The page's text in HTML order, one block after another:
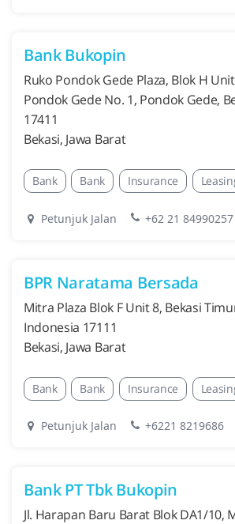
Bank Bukopin
Ruko Pondok Gede Plaza, Blok H Unit
Pondok Gede No. 1, Pondok Gede,
17411
Bekasi, Jawa Barat
Bank Bank Insurance
Petunjuk Jalan +62 21 84990257
BPR Naratama Bersada
Mitra Plaza Blok F Unit 8, Bekasi
Indonesia 17111
Bekasi, Jawa Barat
Bank Bank Insurance
Petunjuk Jalan +6221 8219686
Bank PT Tbk Bukopin
Jl. Harapan Baru Barat Blok DA1/10,